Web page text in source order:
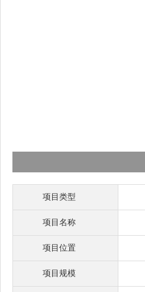
项目类型
项目名称
项目位置
项目规模